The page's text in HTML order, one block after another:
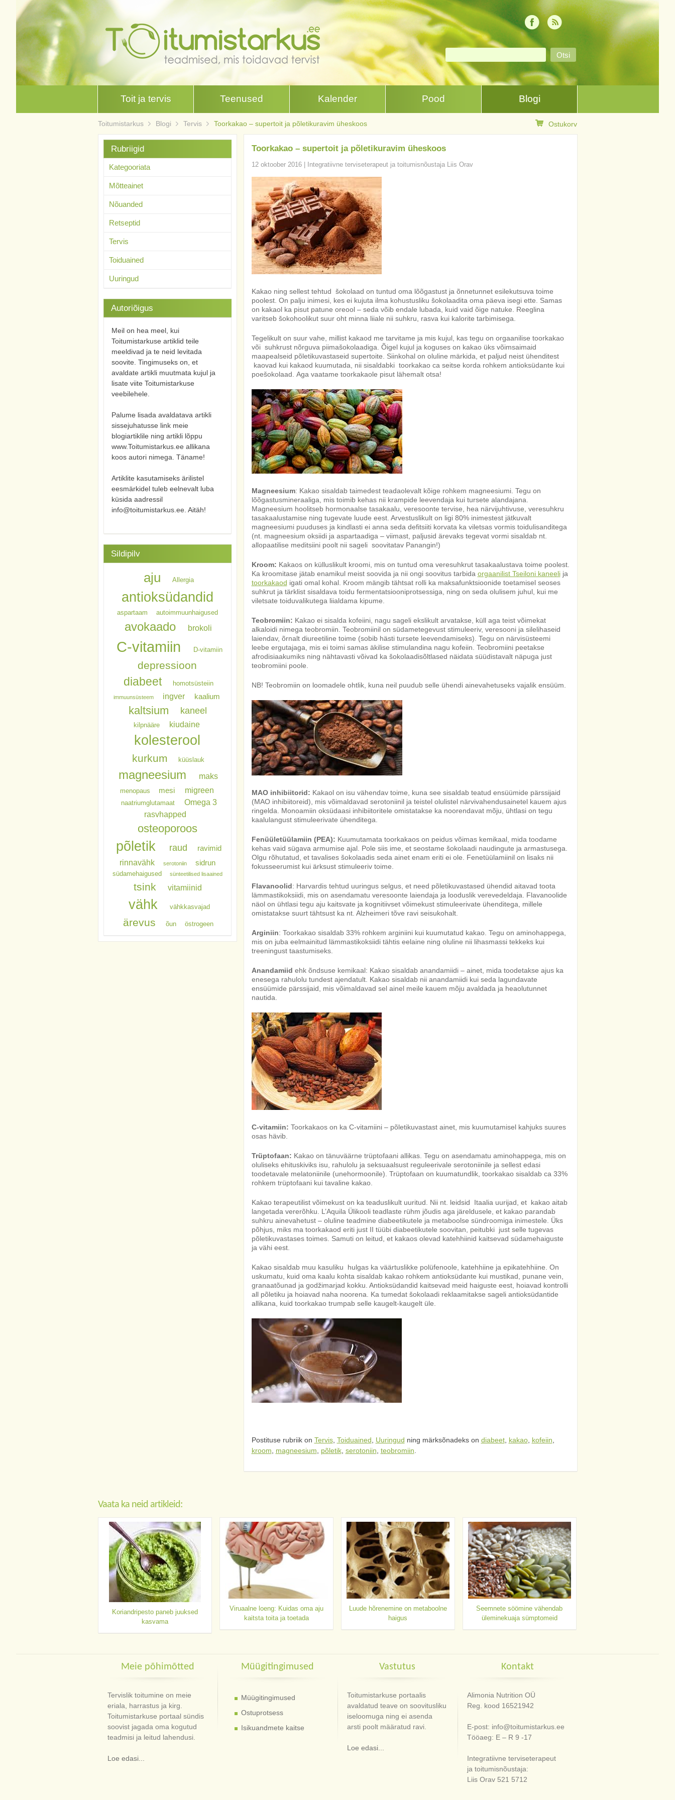
Toit ja tervis Teenused Kalender Pood Blogi
Toitumistarkus Blogi Tervis Toorkakao – supertoit ja põletikuravim üheskoos Ostukorv
Toorkakao – supertoit ja põletikuravim üheskoos
12 oktoober 2016| Integratiivne terviseterapeut ja toitumisnõustaja Liis Orav
Kakao ning sellest tehtud šokolaad on tuntud oma lõõgastust ja õnnetunnet esilekutsuva toime
poolest. On palju inimesi, kes ei kujuta ilma kohustusliku šokolaadita oma päeva isegi ette. Samas
on kakaol ka pisut patune oreool – seda võib endale lubada, kuid vaid õige natuke. Reeglina
varitseb šokohoolikut suur oht minna liiale nii suhkru, rasva kui kalorite tarbimisega.
Tegelikult on suur vahe, millist kakaod me tarvitame ja mis kujul, kas tegu on orgaanilise toorkakao
või suhkrust nõrguva piimašokolaadiga. Õigel kujul ja koguses on kakao üks võimsaimaid
maapealseid põletikuvastaseid supertoite. Siinkohal on oluline märkida, et paljud neist ühenditest
kaovad kui kakaod kuumutada, nii sisaldabki toorkakao ca seitse korda rohkem antioksüdante kui
poešokolaad. Aga vaatame toorkakaole pisut lähemalt otsa!
Magneesium: Kakao sisaldab taimedest teadaolevalt kõige rohkem magneesiumi. Tegu on
lõõgastusmineraaliga, mis toimib kehas nii krampide leevendaja kui tursete alandajana.
Magneesium hoolitseb hormonaalse tasakaalu, veresoonte tervise, hea närvijuhtivuse, veresuhkru
tasakaalustamise ning tugevate luude eest. Arvestuslikult on ligi 80% inimestest jätkuvalt
magneesiumi puuduses ja kindlasti ei anna seda defitsiiti korvata ka viletsas vormis toidulisanditega
(nt. magneesium oksiidi ja aspartaadiga – viimast, paljusid ärevaks tegevat vormi sisaldab nt.
allopaatilise meditsiini poolt nii sageli soovitatav Panangin!)
Kroom: Kakaos on külluslikult kroomi, mis on tuntud oma veresuhkrut tasakaalustava toime poolest.
Ka kroomitase jätab enamikul meist soovida ja nii ongi soovitus tarbida orgaanilist Tseiloni kaneelija
toorkakaod igati omal kohal. Kroom mängib tähtsat rolli ka maksafunktsioonide toetamisel seoses
suhkrut ja tärklist sisaldava toidu fermentatsiooniprotsessiga, ning on seda olulisem juhul, kui me
viletsate toiduvalikutega liialdama kipume.
Teobromiin: Kakao ei sisalda kofeiini, nagu sageli ekslikult arvatakse, küll aga teist võimekat
alkaloidi nimega teobromiin. Teobromiinil on südametegevust stimuleeriv, veresooni ja silelihaseid
laiendav, õrnalt diureetiline toime (sobib hästi tursete leevendamiseks). Tegu on närvisüsteemi
leebe ergutajaga, mis ei toimi samas äkilise stimulandina nagu kofeiin. Teobromiini peetakse
afrodisiaakumiks ning nähtavasti võivad ka šokolaadisõltlased näidata süüdistavalt näpuga just
teobromiini poole.
NB! Teobromiin on loomadele ohtlik, kuna neil puudub selle ühendi ainevahetuseks vajalik ensüüm.
MAO inhibiitorid: Kakaol on isu vähendav toime, kuna see sisaldab teatud ensüümide pärssijaid
(MAO inhibiitoreid), mis võimaldavad serotoniinil ja teistel olulistel närvivahendusainetel kauem ajus
ringelda. Monoamiin oksüdaasi inhibiitoritele omistatakse ka noorendavat mõju, ühtlasi on tegu
kaalulangust stimuleerivate ühenditega.
Fenüületüülamiin (PEA): Kuumutamata toorkakaos on peidus võimas kemikaal, mida toodame
kehas vaid sügava armumise ajal. Pole siis ime, et seostame šokolaadi naudingute ja armastusega.
Olgu rõhutatud, et tavalises šokolaadis seda ainet enam eriti ei ole. Fenetüülamiinil on lisaks nii
fokusseerumist kui ärksust stimuleeriv toime.
Flavanoolid: Harvardis tehtud uuringus selgus, et need põletikuvastased ühendid aitavad toota
lämmastikoksiidi, mis on asendamatu veresoonte laiendaja ja looduslik verevedeldaja. Flavanoolide
näol on ühtlasi tegu aju kaitsvate ja kognitiivset võimekust stimuleerivate ühenditega, millele
omistatakse suurt tähtsust ka nt. Alzheimeri tõve ravi seisukohalt.
Arginiin: Toorkakao sisaldab 33% rohkem arginiini kui kuumutatud kakao. Tegu on aminohappega,
mis on juba eelmainitud lämmastikoksiidi tähtis eelaine ning oluline nii lihasmassi tekkeks kui
treeningust taastumiseks.
Anandamiid ehk õndsuse kemikaal: Kakao sisaldab anandamiidi – ainet, mida toodetakse ajus ka
enesega rahulolu tundest ajendatult. Kakao sisaldab nii anandamiidi kui seda lagundavate
ensüümide pärssijaid, mis võimaldavad sel ainel meile kauem mõju avaldada ja heaolutunnet
nautida.
C-vitamiin: Toorkakaos on ka C-vitamiini – põletikuvastast ainet, mis kuumutamisel kahjuks suures
osas hävib.
Trüptofaan: Kakao on tänuväärne trüptofaani allikas. Tegu on asendamatu aminohappega, mis on
oluliseks ehituskiviks isu, rahulolu ja seksuaalsust reguleerivale serotoniinile ja sellest edasi
toodetavale melatoniinile (unehormoonile). Trüptofaan on kuumatundlik, toorkakao sisaldab ca 33%
rohkem trüptofaani kui tavaline kakao.
Kakao terapeutilist võimekust on ka teaduslikult uuritud. Nii nt. leidsid Itaalia uurijad, et kakao aitab
langetada vererõhku. L’Aquila Ülikooli teadlaste rühm jõudis aga järeldusele, et kakao parandab
suhkru ainevahetust – oluline teadmine diabeetikutele ja metaboolse sündroomiga inimestele. Üks
põhjus, miks ma toorkakaod eriti just II tüübi diabeetikutele soovitan, peitubki just selle tugevas
põletikuvastases toimes. Samuti on leitud, et kakaos olevad katehhiinid kaitsevad südamehaiguste
ja vähi eest.
Kakao sisaldab muu kasuliku hulgas ka väärtuslikke polüfenoole, katehhiine ja epikatehhiine. On
uskumatu, kuid oma kaalu kohta sisaldab kakao rohkem antioksüdante kui mustikad, punane vein,
granaatõunad ja godžimarjad kokku. Antioksüdandid kaitsevad meid haiguste eest, hoiavad kontrolli
all põletiku ja hoiavad naha noorena. Ka tumedat šokolaadi reklaamitakse sageli antioksüdantide
allikana, kuid toorkakao trumpab selle kaugelt-kaugelt üle.
Postituse rubriik on Tervis, Toiduained Uuringud ning märksõnadeks on diabeet, kakao, kofeiin
kroom
magneesium põletik, serotoniin teobromiin
Rubriigid
Kategooriata
Mõtteainet
Nõuanded
Retseptid
Tervis
Toiduained
Uuringud
Autoriõigus
Meil on hea meel, kui
Toitumistarkuse artiklid teile
meeldivad ja te neid levitada
soovite. Tingimuseks on, et
avaldate artikli muutmata kujul ja
lisate viite Toitumistarkuse
veebilehele.
Palume lisada avaldatava artikli
sissejuhatusse link meie
blogiartiklile ning artikli lõppu
www.Toitumistarkus.ee allikana
koos autori nimega. Täname!
Artiklite kasutamiseks ärilistel
eesmärkidel tuleb eelnevalt luba
küsida aadressil
info@toitumistarkus.ee. Aitäh!
Sildipilv
aju Allergia
antioksüdandid
aspartaam autoimmuunhaigused
avokaado brokoli
C-vitamiin D-vitamiin
depressioon
diabeet homotsüsteiin
immuunsüsteem ingver kaalium
kaltsium kaneel
kilpnääre kiudaine
kolesterool
kurkum küüslauk
magneesium maks
menopaus mesi migreen
naatriumglutamaat
Omega 3
rasvhapped
osteoporoos
põletik raud ravimid
rinnavähk serotoniin sidrun
südamehaigused sünteetilised lisaained
tsink vitamiinid
vähk vähkkasvajad
ärevus õun östrogeen
Vaata ka neid artikleid:
Koriandripesto paneb juuksed
kasvama
Viruaalne loeng: Kuidas oma aju
kaitsta toita ja toetada
Luude hõrenemine on metaboolne
haigus
Seemnete söömine vähendab
üleminekuaja sümptomeid
Meie põhimõtted
Tervislik toitumine on meie
eriala, harrastus ja kirg.
Toitumistarkuse portaal sündis
soovist jagada oma kogutud
teadmisi ja leitud lahendusi.
Loe edasi...
Müügitingimused
Müügitingimused
Ostuprotsess
Isikuandmete kaitse
Vastutus
Toitumistarkuse portaalis
avaldatud teave on soovitusliku
iseloomuga ning ei asenda
arsti poolt määratud ravi.
Loe edasi...
Kontakt
Alimonia Nutrition OÜ
Reg. kood 16521942
E-post: info@toitumistarkus.ee
Tööaeg: E – R 9 -17
Integratiivne terviseterapeut
ja toitumisnõustaja:
Liis Orav 521 5712